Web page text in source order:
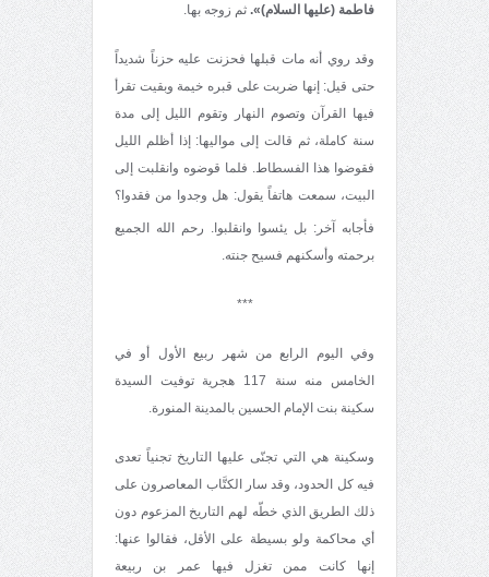
فاطمة (عليها السلام)». ثم زوجه بها.
وقد روي أنه مات قبلها فحزنت عليه حزناً شديداً
حتى قيل: إنها ضربت على قبره خيمة وبقيت تقرأ
فيها القرآن وتصوم النهار وتقوم الليل إلى مدة
سنة كاملة، ثم قالت إلى مواليها: إذا أظلم الليل
فقوضوا هذا الفسطاط. فلما قوضوه وانقلبت إلى
البيت، سمعت هاتفاً يقول: هل وجدوا من فقدوا؟
فأجابه آخر: بل يئسوا وانقلبوا. رحم الله الجميع
برحمته وأسكنهم فسيح جنته.
***
وفي اليوم الرابع من شهر ربيع الأول أو في
الخامس منه سنة 117 هجرية توفيت السيدة
سكينة بنت الإمام الحسين بالمدينة المنورة.
وسكينة هي التي تجنّى عليها التاريخ تجنياً تعدى
فيه كل الحدود، وقد سار الكتَّاب المعاصرون على
ذلك الطريق الذي خطّه لهم التاريخ المزعوم دون
أي محاكمة ولو بسيطة على الأقل، فقالوا عنها:
إنها كانت ممن تغزل فيها عمر بن ربيعة